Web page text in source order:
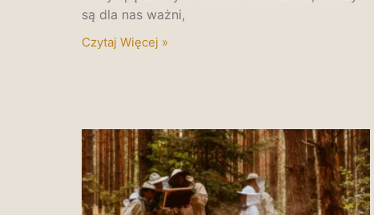
są dla nas ważni,
Czytaj Więcej »